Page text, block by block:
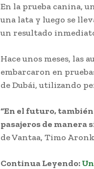
En la prueba canina,
una lata y luego se
un resultado
Hace unos meses, las
embarcaron en
de Dubái, utilizando
“En el futuro,
pasajeros de manera
de Vantaa, Timo
Continua Leyendo: